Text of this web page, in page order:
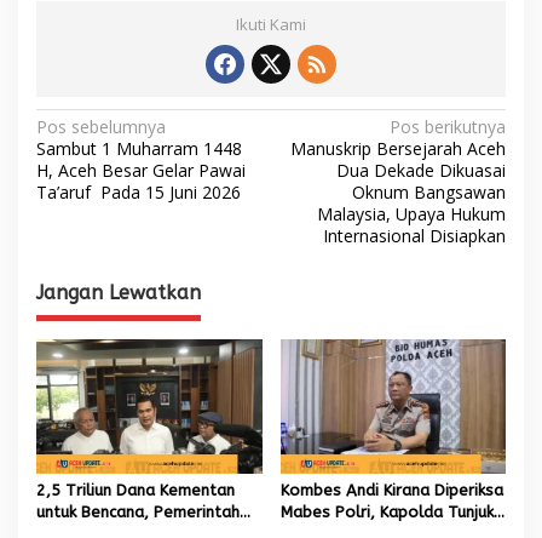
Ikuti Kami
N
a
v
a
s
i
p
o
s
Pos sebelumnya
Sambut 1 Muharram 1448
H, Aceh Besar Gelar Pawai
Ta’aruf Pada 15 Juni 2026
Pos berikutnya
Manuskrip Bersejarah Aceh
Dua Dekade Dikuasai
Oknum Bangsawan
Malaysia, Upaya Hukum
Internasional Disiapkan
Jangan Lewatkan
2,5 Triliun Dana Kementan
untuk Bencana, Pemerintah
Kombes Andi Kirana Diperiksa
Mabes Polri, Kapolda Tunjuk